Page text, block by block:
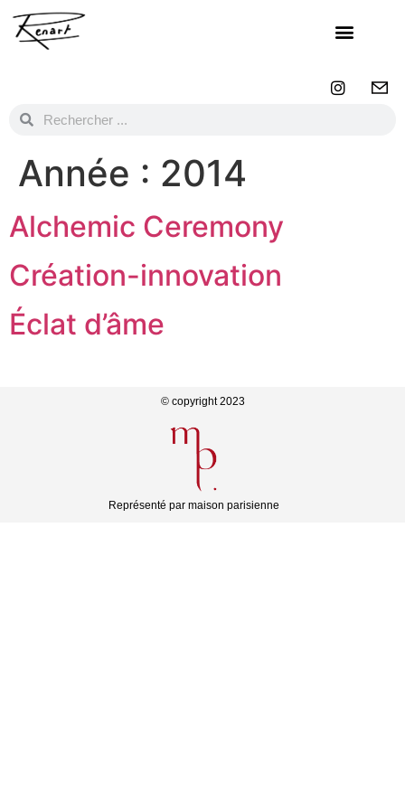
Année : 2014
Alchemic Ceremony
Création-innovation
Éclat d’âme
© copyright 2023
Représenté par maison parisienne